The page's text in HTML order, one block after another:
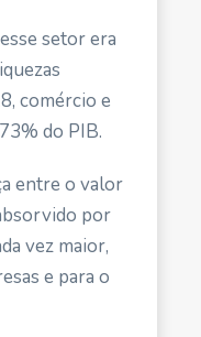
setor era
comércio e
do PIB.
entre o valor
por
vez maior,
e para o